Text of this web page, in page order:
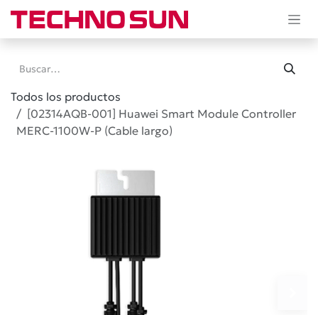
Ir al contenido
Todos los productos
[02314AQB-001] Huawei Smart Module Controller
MERC-1100W-P (Cable largo)